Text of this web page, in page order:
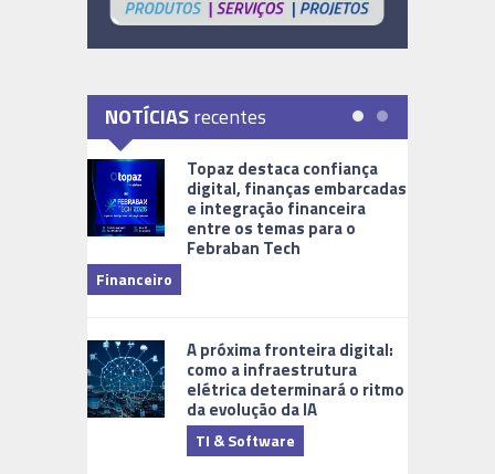
NOTÍCIASrecentes
Topaz destaca confiança
digital, finanças embarcadas
e integração financeira
entre os temas para o
Febraban Tech
Financeiro
A próxima fronteira digital:
como a infraestrutura
elétrica determinará o ritmo
da evolução da IA
TI & Software